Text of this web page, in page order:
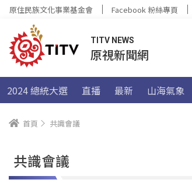
原住民族文化事業基金會 Facebook 粉絲專頁
TITV NEWS
原視新聞網
2024 總統大選 直播 最新 山海氣象
首頁 共識會議
共識會議